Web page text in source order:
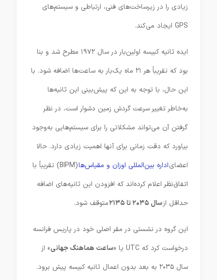
زیادی را در زیرساخت‌های فنی، ارتباطی و سیستم‌های
GPS ایجاد می‌کند.
ایده ثانیه کبیسه اولین‌بار در سال ۱۹۷۲ مطرح شد و بنا
بود که تقریباً هر ۲۱ ماه یک‌بار به ساعت‌ها اضافه شود. با
این حال، با توجه به این که پیش‌بینی این ثانیه‌ها
به‌خاطر تغییر سرعت گردش زمین دشوار است، در نظر
گرفتن آن می‌تواند مشکلاتی را برای سیستم‌هایی به‌وجود
بیاورد که دقت زمانی برای آنها اهمیت زیادی دارد. حالا
اعضایاداره بین‌المللی اوزان و مقیاس‌ها
(BIPM) تقریباً با
اتفاق‌نظر اعلام کرده‌اند که افزودن این ثانیه‌های اضافه
حداقل ازسال ۲۰۳۵ تا ۲۱۳۵ متوقف شود.
این گروه در نشستی در مقر اصلی خود در پاریس فرانسه
درخواست کرد که UTC یا «
ساعت هماهنگ جهانی» از
سال ۲۰۳۵ به بعد بدون اعمال ثانیه کبیسه پیش برود.